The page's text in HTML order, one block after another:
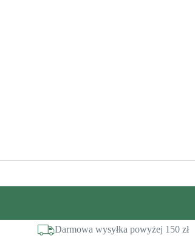
Darmowa wysyłka powyżej 150 zł